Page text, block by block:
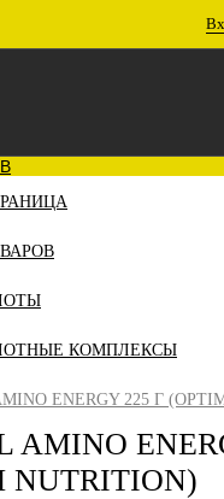
КОМПЛЕКСЫ
ENERGY 225 Г
AMINO
NUTRITION)